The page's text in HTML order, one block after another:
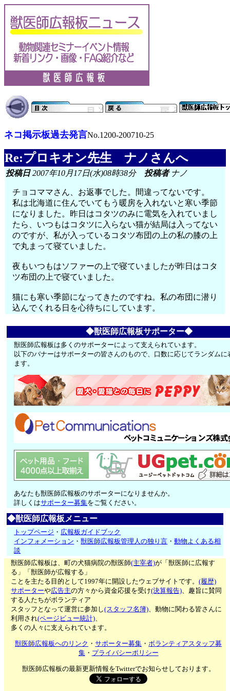
ネコ掲示板過去発言No.1200-200710-25
Re:プロキオン先生 ナノさんへ
投稿日2007年10月17日(水)08時38分 投稿者ナノ
チョコママさん、お返事でした。間違ってないです。
私は北海道に住んでいてもう暖房を入れないと寒い季節
になりました。昨日はコタツのみに電気を入れていまし
たら、いつもはコタツに入らない猫が結局は入ってない
のですが、私が入っているコタツ布団の上の私の膝の上
で丸まって寝ていました。
夜もいつもはソファーの上で寝ていましたが昨日はコタ
ツ布団の上で寝ていました。
猫にも寒い季節になってきたのですね。私の布団に潜り
込んでくれる日を心待ちにしています。
◆獣医師広報板サポーター◆
獣医師広報板は多くのサポーターによって支えられています。
以下のバナーはサポーターの皆さんのもので、口数に応じてランダムに
ます。
あなたも獣医師広報板のサポーターになりませんか。
詳しくはサポーター募集をご覧ください。
◆獣医師広報板メニュー
トップページ ・ 広報板ガイドブック
インフォメーション ・獣医師広報板管理人の独り言 ・動物よくある相
談
獣医師広報板は、町の犬猫病院の獣医師(主宰者)が「獣医師に広報す
る」「獣医師が広報する」
ことを主たる目的として1997年に開設したウェブサイトです。(履歴)
サポーターや広告主の方々から資金応援を受け(決算報告)、趣旨に賛同
する人たちがボランティア
スタッフとなって運営に参加し(スタッフ名簿)、動物に関わる皆さんに
利用され(ページビュー統計)、
多くの人々に支えられています。
獣医師広報板へのリンク ・サポーター募集 ・ボランティアスタッフ募
集・ プライバシーポリシー
獣医師広報板の最新更新情報をTwitterでお知らせしております。